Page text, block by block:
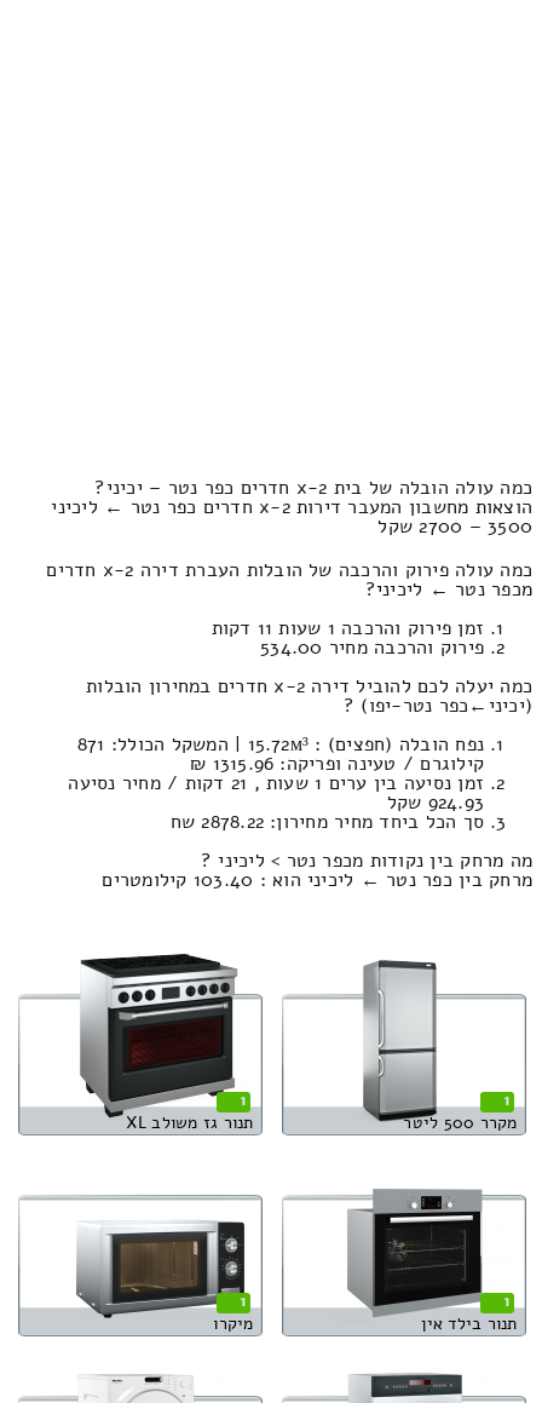
כמה עולה הובלה של בית 2-x חדרים כפר נטר – יכיני?
הוצאות מחשבון המעבר דירות 2-x חדרים כפר נטר ← ליכיני
3500 – 2700 שקל
כמה עולה פירוק והרכבה של הובלות העברת דירה 2-x חדרים
מכפר נטר ← ליכיני?
זמן פירוק והרכבה 1 שעות 11 דקות
פירוק והרכבה מחיר 534.00
כמה יעלה לכם להוביל דירה 2-x חדרים במחירון הובלות
(יכיני‎←‏כפר נטר-יפו) ?
נפח הובלה (חפצים) : 15.72м³ | המשקל הכולל: 871
קילוגרם / טעינה ופריקה: 1315.96 ₪
זמן נסיעה בין ערים 1 שעות , 21 דקות / מחיר נסיעה
924.93 שקל
סך הכל ביחד מחיר מחירון: 2878.22 שח
מה מרחק בין נקודות מכפר נטר > ליכיני ?
מרחק בין כפר נטר ← ליכיני הוא : 103.40 קילומטרים
1
מקרר 500 ליטר
1
תנור גז משולב XL
1
תנור בילד אין
1
מיקרו